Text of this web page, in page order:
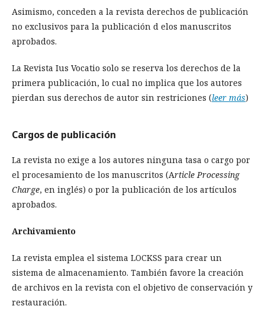
Asimismo, conceden a la revista derechos de publicación
no exclusivos para la publicación d elos manuscritos
aprobados.
La Revista Ius Vocatio solo se reserva los derechos de la
primera publicación, lo cual no implica que los autores
pierdan sus derechos de autor sin restriciones (leer más)
Cargos de publicación
La revista no exige a los autores ninguna tasa o cargo por
el procesamiento de los manuscritos (Article Processing
Charge, en inglés) o por la publicación de los artículos
aprobados.
Archivamiento
La revista emplea el sistema LOCKSS para crear un
sistema de almacenamiento. También favore la creación
de archivos en la revista con el objetivo de conservación y
restauración.